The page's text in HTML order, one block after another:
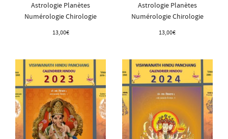
Astrologie Planètes
Numérologie Chirologie
13,00€
Astrologie Planètes
Numérologie Chirologie
13,00€